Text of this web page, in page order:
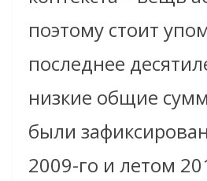
поэтому стоит
последнее
низкие общие
были
2009-го и летом